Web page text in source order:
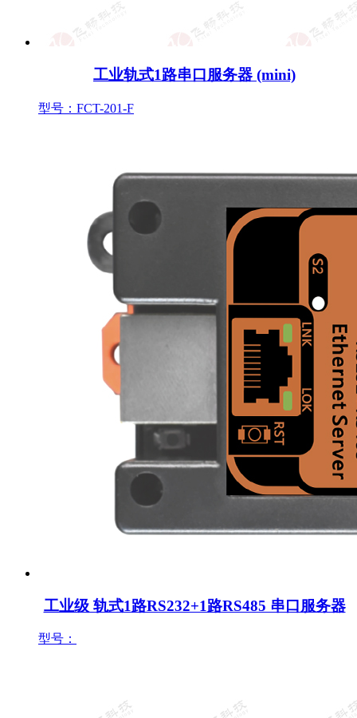
工业轨式1路串口服务器 (mini)
型号：FCT-201-F
工业级 轨式1路RS232+1路RS485 串口服务器
型号：